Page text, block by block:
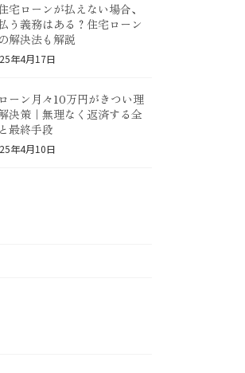
宅ローンが払えない場合、
う義務はある？住宅ローン
解決法も解説
年4月17日
ーン月々10万円がきつい理
決策｜無理なく返済する全
最終手段
年4月10日